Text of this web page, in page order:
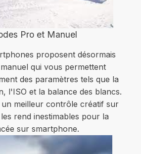
Pro et Manuel
proposent désormais
qui vous permettent
des paramètres tels que la
l'ISO et la balance des blancs.
meilleur contrôle créatif sur
rend inestimables pour la
sur smartphone.